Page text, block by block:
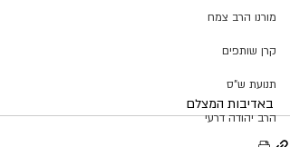
מורנו הרב צמח
קרן שותפים
תנועת ש"ס
הרב יהודה דרעי
באדיבות המצלם